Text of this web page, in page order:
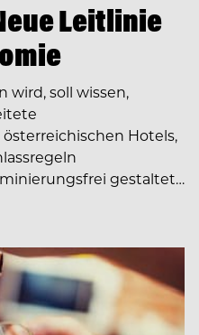
Leitlinie
wird, soll wissen,
Hotels,
gestaltet…